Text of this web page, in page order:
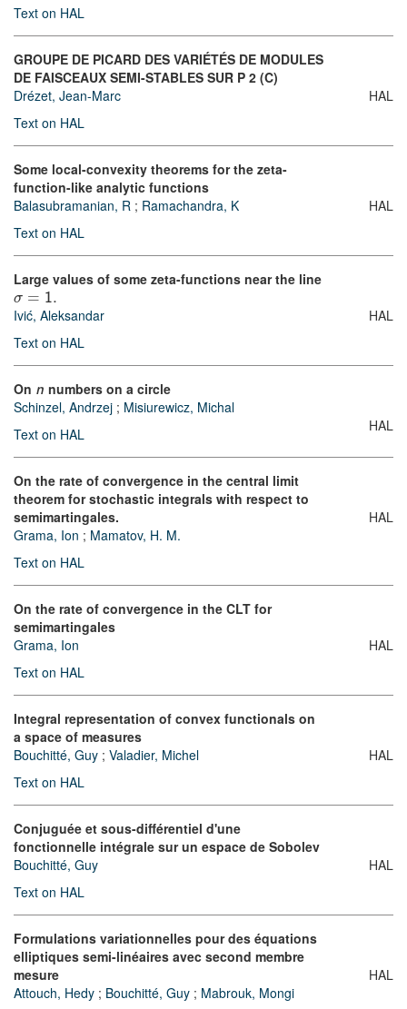
Text on HAL
GROUPE DE PICARD DES VARIÉTÉS DE MODULES
DE FAISCEAUX SEMI-STABLES SUR P 2 (C)
Drézet, Jean-Marc
Text on HAL
HAL
Some local-convexity theorems for the zeta-
function-like analytic functions
Balasubramanian, R ; Ramachandra, K
Text on HAL
HAL
Large values of some zeta-functions near the line
σ = 1.
Ivić, Aleksandar
Text on HAL
HAL
On n numbers on a circle
Schinzel, Andrzej ; Misiurewicz, Michal
Text on HAL
HAL
On the rate of convergence in the central limit
theorem for stochastic integrals with respect to
semimartingales.
Grama, Ion ; Mamatov, H. M.
Text on HAL
HAL
On the rate of convergence in the CLT for
semimartingales
Grama, Ion
Text on HAL
HAL
Integral representation of convex functionals on
a space of measures
Bouchitté, Guy ; Valadier, Michel
Text on HAL
HAL
Conjuguée et sous-différentiel d'une
fonctionnelle intégrale sur un espace de Sobolev
Bouchitté, Guy
Text on HAL
HAL
Formulations variationnelles pour des équations
elliptiques semi-linéaires avec second membre
mesure
Attouch, Hedy ; Bouchitté, Guy ; Mabrouk, Mongi
HAL